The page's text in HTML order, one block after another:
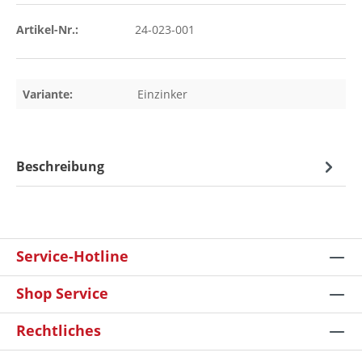
Artikel-Nr.: 24-023-001
Variante: Einzinker
Beschreibung
Service-Hotline
Shop Service
Rechtliches